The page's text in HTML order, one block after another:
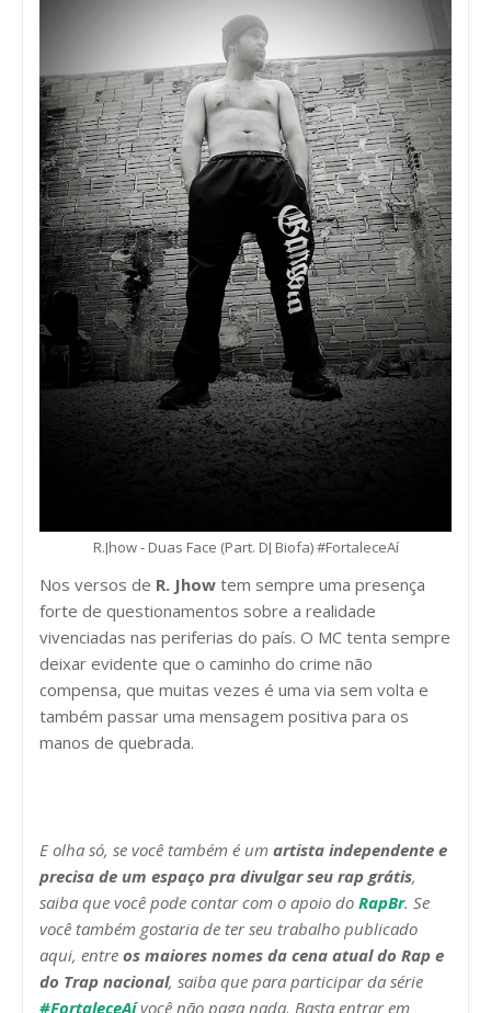
R.Jhow - Duas Face (Part. DJ Biofa) #FortaleceAí
Nos versos de R. Jhow tem sempre uma presença
forte de questionamentos sobre a realidade
vivenciadas nas periferias do país. O MC tenta sempre
deixar evidente que o caminho do crime não
compensa, que muitas vezes é uma via sem volta e
também passar uma mensagem positiva para os
manos de quebrada.
E olha só, se você também é um artista independente e
precisa de um espaço pra divulgar seu rap grátis,
saiba que você pode contar com o apoio do RapBr. Se
você também gostaria de ter seu trabalho publicado
aqui, entre os maiores nomes da cena atual do Rap e
do Trap nacional, saiba que para participar da série
#FortaleceAívocê não paga nada. Basta entrar em